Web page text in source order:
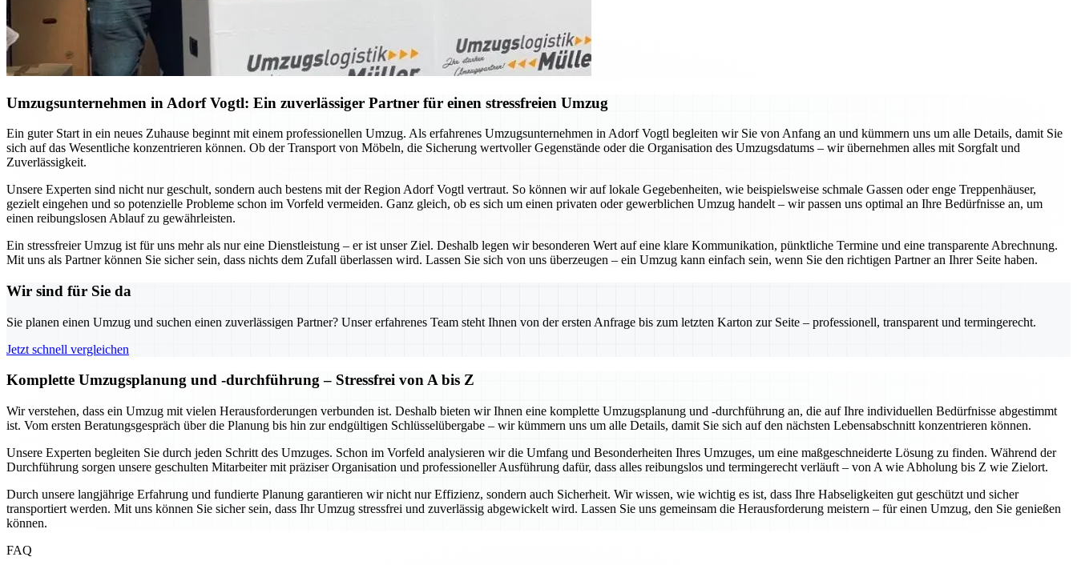
Umzugsunternehmen in Adorf Vogtl: Ein zuverlässiger Partner für einen stressfreien Umzug
Ein guter Start in ein neues Zuhause beginnt mit einem professionellen Umzug. Als erfahrenes Umzugsunternehmen in Adorf Vogtl begleiten wir Sie von Anfang an und kümmern uns um alle Details, damit Sie
sich auf das Wesentliche konzentrieren können. Ob der Transport von Möbeln, die Sicherung wertvoller Gegenstände oder die Organisation des Umzugsdatums – wir übernehmen alles mit Sorgfalt und
Zuverlässigkeit.
Unsere Experten sind nicht nur geschult, sondern auch bestens mit der Region Adorf Vogtl vertraut. So können wir auf lokale Gegebenheiten, wie beispielsweise schmale Gassen oder enge Treppenhäuser,
gezielt eingehen und so potenzielle Probleme schon im Vorfeld vermeiden. Ganz gleich, ob es sich um einen privaten oder gewerblichen Umzug handelt – wir passen uns optimal an Ihre Bedürfnisse an, um
einen reibungslosen Ablauf zu gewährleisten.
Ein stressfreier Umzug ist für uns mehr als nur eine Dienstleistung – er ist unser Ziel. Deshalb legen wir besonderen Wert auf eine klare Kommunikation, pünktliche Termine und eine transparente Abrechnung.
Mit uns als Partner können Sie sicher sein, dass nichts dem Zufall überlassen wird. Lassen Sie sich von uns überzeugen – ein Umzug kann einfach sein, wenn Sie den richtigen Partner an Ihrer Seite haben.
Wir sind für Sie da
Sie planen einen Umzug und suchen einen zuverlässigen Partner? Unser erfahrenes Team steht Ihnen von der ersten Anfrage bis zum letzten Karton zur Seite – professionell, transparent und termingerecht.
Jetzt schnell vergleichen
Komplette Umzugsplanung und -durchführung – Stressfrei von A bis Z
Wir verstehen, dass ein Umzug mit vielen Herausforderungen verbunden ist. Deshalb bieten wir Ihnen eine komplette Umzugsplanung und -durchführung an, die auf Ihre individuellen Bedürfnisse abgestimmt
ist. Vom ersten Beratungsgespräch über die Planung bis hin zur endgültigen Schlüsselübergabe – wir kümmern uns um alle Details, damit Sie sich auf den nächsten Lebensabschnitt konzentrieren können.
Unsere Experten begleiten Sie durch jeden Schritt des Umzuges. Schon im Vorfeld analysieren wir die Umfang und Besonderheiten Ihres Umzuges, um eine maßgeschneiderte Lösung zu finden. Während der
Durchführung sorgen unsere geschulten Mitarbeiter mit präziser Organisation und professioneller Ausführung dafür, dass alles reibungslos und termingerecht verläuft – von A wie Abholung bis Z wie Zielort.
Durch unsere langjährige Erfahrung und fundierte Planung garantieren wir nicht nur Effizienz, sondern auch Sicherheit. Wir wissen, wie wichtig es ist, dass Ihre Habseligkeiten gut geschützt und sicher
transportiert werden. Mit uns können Sie sicher sein, dass Ihr Umzug stressfrei und zuverlässig abgewickelt wird. Lassen Sie uns gemeinsam die Herausforderung meistern – für einen Umzug, den Sie genießen
können.
FAQ